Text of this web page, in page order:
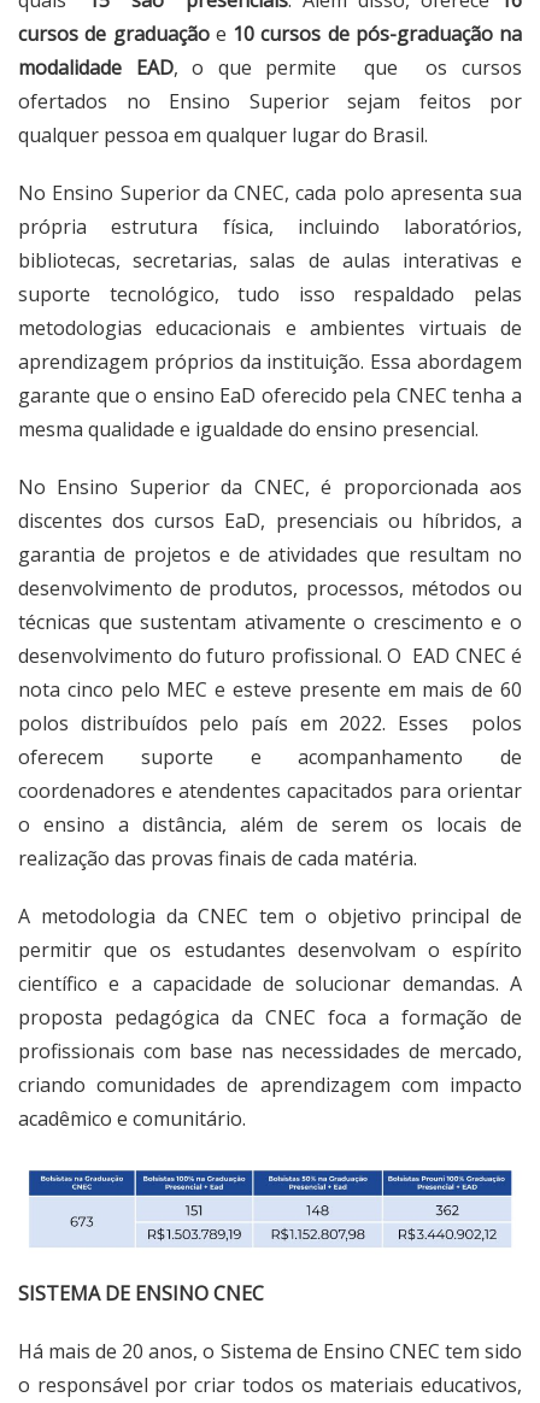
cursos de graduação e 10 cursos de pós-graduação na
modalidade EAD, o que permite que os cursos
ofertados no Ensino Superior sejam feitos por
qualquer pessoa em qualquer lugar do Brasil.
No Ensino Superior da CNEC, cada polo apresenta sua
própria estrutura física, incluindo laboratórios,
bibliotecas, secretarias, salas de aulas interativas e
suporte tecnológico, tudo isso respaldado pelas
metodologias educacionais e ambientes virtuais de
aprendizagem próprios da instituição. Essa abordagem
garante que o ensino EaD oferecido pela CNEC tenha a
mesma qualidade e igualdade do ensino presencial.
No Ensino Superior da CNEC, é proporcionada aos
discentes dos cursos EaD, presenciais ou híbridos, a
garantia de projetos e de atividades que resultam no
desenvolvimento de produtos, processos, métodos ou
técnicas que sustentam ativamente o crescimento e o
desenvolvimento do futuro profissional. O EAD CNEC é
nota cinco pelo MEC e esteve presente em mais de 60
polos distribuídos pelo país em 2022. Esses polos
oferecem suporte e acompanhamento de
coordenadores e atendentes capacitados para orientar
o ensino a distância, além de serem os locais de
realização das provas finais de cada matéria.
A metodologia da CNEC tem o objetivo principal de
permitir que os estudantes desenvolvam o espírito
científico e a capacidade de solucionar demandas. A
proposta pedagógica da CNEC foca a formação de
profissionais com base nas necessidades de mercado,
criando comunidades de aprendizagem com impacto
acadêmico e comunitário.
SISTEMA DE ENSINO CNEC
Há mais de 20 anos, o Sistema de Ensino CNEC tem sido
o responsável por criar todos os materiais educativos,